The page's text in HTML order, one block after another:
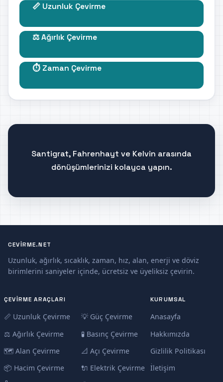
📏 Uzunluk Çevirme
⚖️ Ağırlık Çevirme
⏱️ Zaman Çevirme
Santigrat, Fahrenhayt ve Kelvin arasında
dönüşümlerinizi kolayca yapın.
CEVIRME.NET
Uzunluk, ağırlık, sıcaklık, zaman, hız, alan, enerji ve döviz
birimlerini saniyeler içinde, ücretsiz ve üyeliksiz çevirin.
ÇEVIRME ARAÇLARI
📏 Uzunluk Çevirme
⚖️ Ağırlık Çevirme
🗺️ Alan Çevirme
📦 Hacim Çevirme
💡 Güç Çevirme
🧪 Basınç Çevirme
📐 Açı Çevirme
🔌 Elektrik Çevirme
KURUMSAL
Anasayfa
Hakkımızda
Gizlilik Politikası
İletişim